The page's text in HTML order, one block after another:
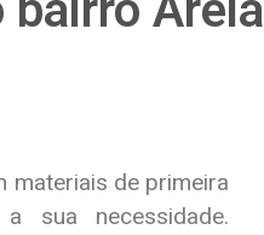
materiais de primeira
sua necessidade.